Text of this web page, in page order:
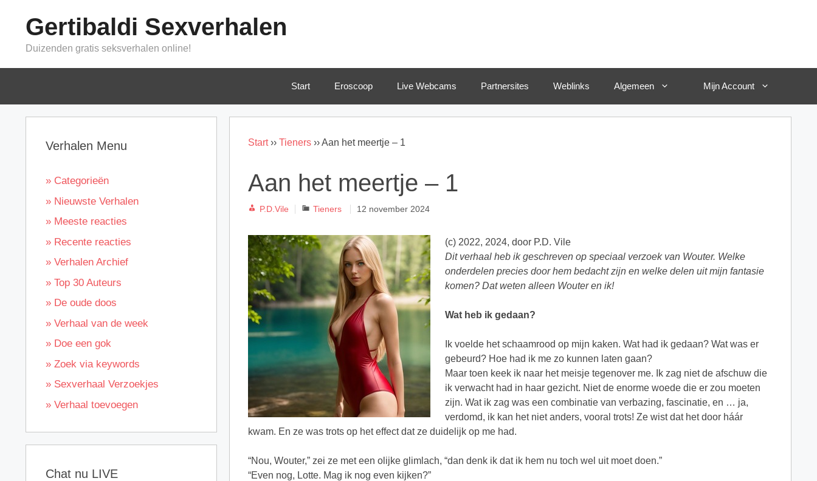
inhoud
Gertibaldi Sexverhalen
Duizenden gratis seksverhalen online!
Start Eroscoop Live Webcams Partnersites Weblinks Algemeen Mijn Account
Start›› Tieners ››Aan het meertje – 1
Aan het meertje – 1
P.D.Vile Categorieën
Tieners 12 november 2024
(c) 2022, 2024, door P.D. Vile
Dit verhaal heb ik geschreven op speciaal verzoek van Wouter. Welke
onderdelen precies door hem bedacht zijn en welke delen uit mijn fantasie
komen? Dat weten alleen Wouter en ik!
Wat heb ik gedaan?
Ik voelde het schaamrood op mijn kaken. Wat had ik gedaan? Wat was er
gebeurd? Hoe had ik me zo kunnen laten gaan?
Maar toen keek ik naar het meisje tegenover me. Ik zag niet de afschuw die
ik verwacht had in haar gezicht. Niet de enorme woede die er zou moeten
zijn. Wat ik zag was een combinatie van verbazing, fascinatie, en … ja,
verdomd, ik kan het niet anders, vooral trots! Ze wist dat het door háár
kwam. En ze was trots op het effect dat ze duidelijk op me had.
“Nou, Wouter,” zei ze met een olijke glimlach, “dan denk ik dat ik hem nu toch wel uit moet doen.”
“Even nog, Lotte. Mag ik nog even kijken?”
Verhalen Menu
» Categorieën
» Nieuwste Verhalen
» Meeste reacties
» Recente reacties
» Verhalen Archief
» Top 30 Auteurs
» De oude doos
» Verhaal van de week
» Doe een gok
» Zoek via keywords
» Sexverhaal Verzoekjes
» Verhaal toevoegen
Chat nu LIVE